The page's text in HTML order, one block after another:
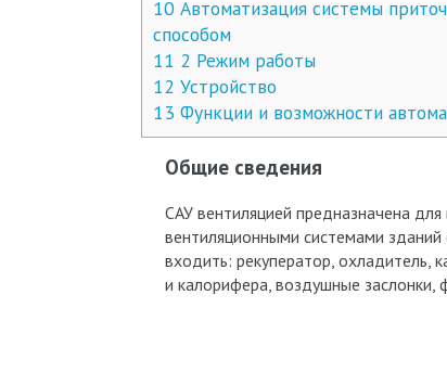
10 Автоматизация системы
способом
11 2 Режим работы
12 Устройство
13 Функции и возможности
Общие сведения
САУ вентиляцией предназначена
вентиляционными системами
входить: рекуператор, охладитель,
и калорифера, воздушные заслонки,